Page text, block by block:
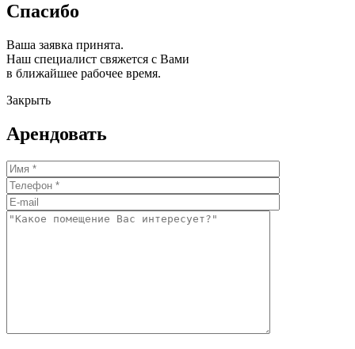
Спасибо
Ваша заявка принята.
Наш специалист свяжется с Вами
в ближайшее рабочее время.
Закрыть
Арендовать